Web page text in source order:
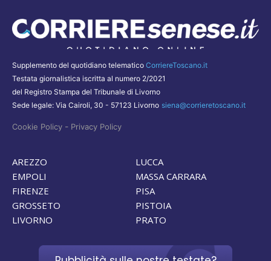
Supplemento del quotidiano telematico CorriereToscano.it
Testata giornalistica iscritta al numero 2/2021
del Registro Stampa del Tribunale di Livorno
Sede legale: Via Cairoli, 30 - 57123 Livorno siena@corrieretoscano.it
Cookie Policy - Privacy Policy
AREZZO
EMPOLI
FIRENZE
GROSSETO
LIVORNO
LUCCA
MASSA CARRARA
PISA
PISTOIA
PRATO